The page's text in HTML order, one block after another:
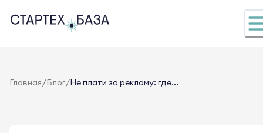
Главная/Блог/Не плати за рекламу: где...